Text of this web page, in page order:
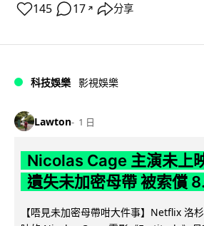
145 17 ↗ 分享
科技娛樂 影視娛樂
Lawton 1 日
Nicolas Cage 主演未上
遺失未加密母帶 被索償
【唔見未加密母帶咁大件事】Netflix 洛